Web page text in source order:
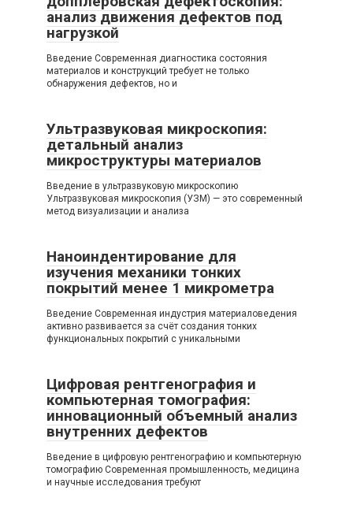
анализ движения дефектов под
нагрузкой
Введение Современная диагностика состояния
материалов и конструкций требует не только
обнаружения дефектов, но и
Ультразвуковая микроскопия:
детальный анализ
микроструктуры материалов
Введение в ультразвуковую микроскопию
Ультразвуковая микроскопия (УЗМ) — это современный
метод визуализации и анализа
Наноиндентирование для
изучения механики тонких
покрытий менее 1 микрометра
Введение Современная индустрия материаловедения
активно развивается за счёт создания тонких
функциональных покрытий с уникальными
Цифровая рентгенография и
компьютерная томография:
инновационный объемный анализ
внутренних дефектов
Введение в цифровую рентгенографию и компьютерную
томографию Современная промышленность, медицина
и научные исследования требуют